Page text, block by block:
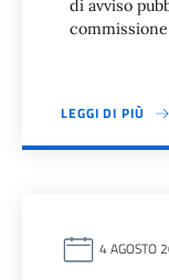
di avviso
LEGGI DI PIÙ
4 AGOSTO